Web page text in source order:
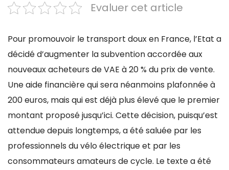
Evaluer cet article
Pour promouvoir le transport doux en France, l’Etat a
décidé d’augmenter la subvention accordée aux
nouveaux acheteurs de VAE à 20 % du prix de vente.
Une aide financière qui sera néanmoins plafonnée à
200 euros, mais qui est déjà plus élevé que le premier
montant proposé jusqu’ici. Cette décision, puisqu’est
attendue depuis longtemps, a été saluée par les
professionnels du vélo électrique et par les
consommateurs amateurs de cycle. Le texte a été